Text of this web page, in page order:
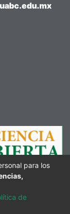
para los
de